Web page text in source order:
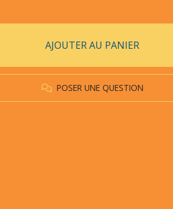
AJOUTER AU PANIER
POSER UNE QUESTION